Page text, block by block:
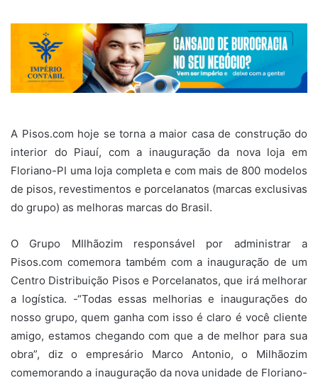
A Pisos.com hoje se torna a maior casa de construção do
interior do Piauí, com a inauguração da nova loja em
Floriano-PI uma loja completa e com mais de 800 modelos
de pisos, revestimentos e porcelanatos (marcas exclusivas
do grupo) as melhoras marcas do Brasil.
O Grupo MIlhãozim responsável por administrar a
Pisos.com comemora também com a inauguração de um
Centro Distribuição Pisos e Porcelanatos, que irá melhorar
a logística. -“Todas essas melhorias e inaugurações do
nosso grupo, quem ganha com isso é claro é você cliente
amigo, estamos chegando com que a de melhor para sua
obra”, diz o empresário Marco Antonio, o Milhãozim
comemorando a inauguração da nova unidade de Floriano-